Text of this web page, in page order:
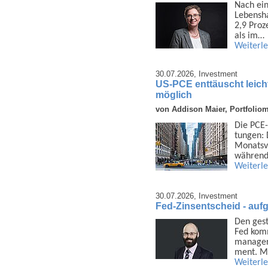
Nach
2,9
als im…
30.07.2026, Investment
US-PCE enttäuscht
möglich
von Addison Maier,
Die
tungen:
30.07.2026, Investment
Fed-Zinsentscheid -
Den
Fed
ment.